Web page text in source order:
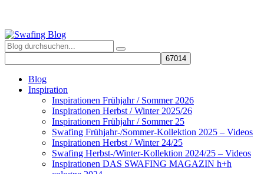
Blog
Inspiration
Inspirationen Frühjahr / Sommer 2026
Inspirationen Herbst / Winter 2025/26
Inspirationen Frühjahr / Sommer 25
Swafing Frühjahr-/Sommer-Kollektion 2025 – Videos
Inspirationen Herbst / Winter 24/25
Swafing Herbst-/Winter-Kollektion 2024/25 – Videos
Inspirationen DAS SWAFING MAGAZIN h+h